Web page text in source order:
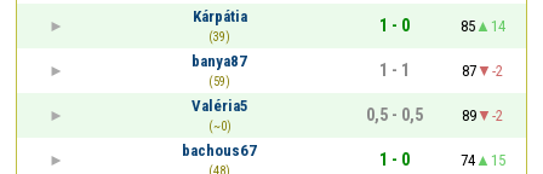
Kárpátia
(39)
1 - 0 85
14
banya87
(59)
1 - 1 87
-2
Valéria5
(~0)
0,5 - 0,5 89
-2
bachous67
1 - 0 74
15